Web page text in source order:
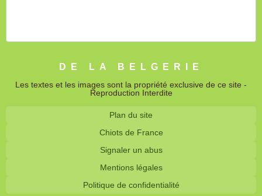
DE LA BELGERIE
Les textes et les images sont la propriété exclusive de ce site -
Reproduction Interdite
Plan du site
Chiots de France
Signaler un abus
Mentions légales
Politique de confidentialité